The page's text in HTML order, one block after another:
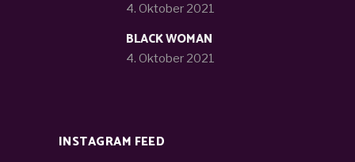
4. Oktober 2021
BLACK WOMAN
4. Oktober 2021
INSTAGRAM FEED